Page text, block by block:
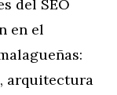
del SEO
en el
arquitectura